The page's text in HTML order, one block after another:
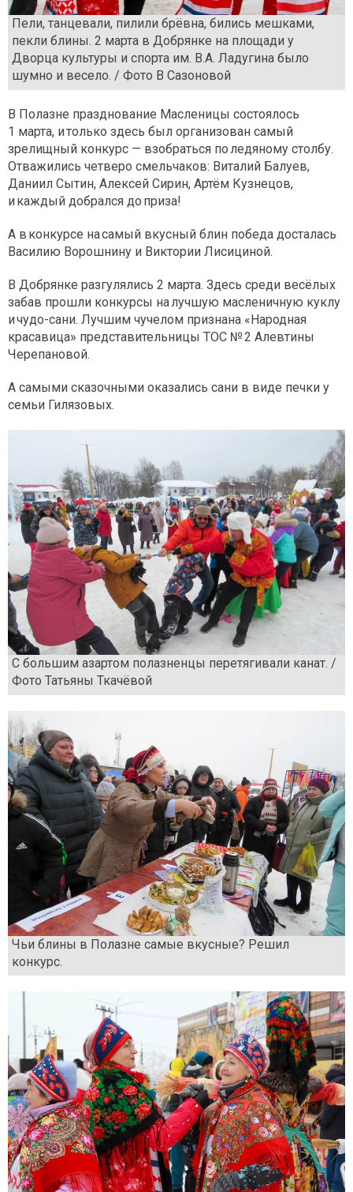
Пели, танцевали, пилили брёвна, бились мешками,
пекли блины. 2 марта в Добрянке на площади у
Дворца культуры и спорта им. В.А. Ладугина было
шумно и весело. / Фото В Сазоновой
В Полазне празднование Масленицы состоялось
1 марта, и только здесь был организован самый
зрелищный конкурс — взобраться по ледяному столбу.
Отважились четверо смельчаков: Виталий Балуев,
Даниил Сытин, Алексей Сирин, Артём Кузнецов,
и каждый добрался до приза!
А в конкурсе на самый вкусный блин победа досталась
Василию Ворошнину и Виктории Лисициной.
В Добрянке разгулялись 2 марта. Здесь среди весёлых
забав прошли конкурсы на лучшую масленичную куклу
и чудо-сани. Лучшим чучелом признана «Народная
красавица» представительницы ТОС № 2 Алевтины
Черепановой.
А самыми сказочными оказались сани в виде печки у
семьи Гилязовых.
С большим азартом полазненцы перетягивали канат. /
Фото Татьяны Ткачёвой
Чьи блины в Полазне самые вкусные? Решил
конкурс.